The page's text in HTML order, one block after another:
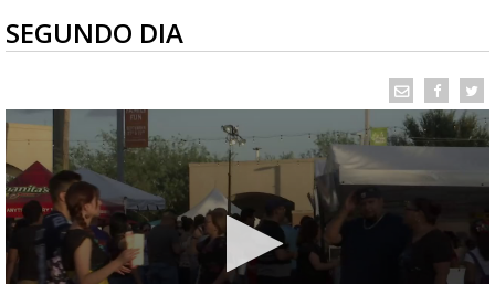
SEGUNDO DIA